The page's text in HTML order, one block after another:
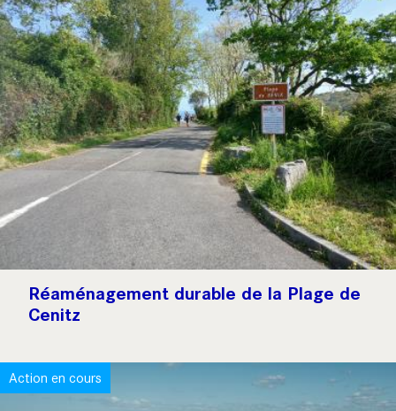
Réaménagement durable de la Plage de
Cenitz
Action en cours